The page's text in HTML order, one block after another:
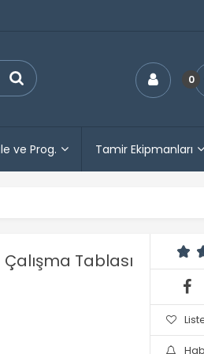
0
ve Prog. Tamir Ekipmanları
Tablası